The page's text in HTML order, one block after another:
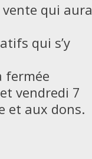
qui aura
qui s’y
fermée
vendredi 7
et aux dons.